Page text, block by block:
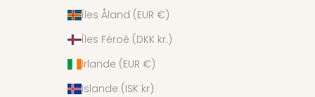
Îles Åland (EUR €)
Îles Féroé (DKK kr.)
Irlande (EUR €)
Islande (ISK kr)